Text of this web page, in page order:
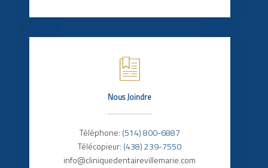
Nous Joindre
Téléphone: (514) 800-6887
Télécopieur: (438) 239-7550
info@cliniquedentairevillemarie.com